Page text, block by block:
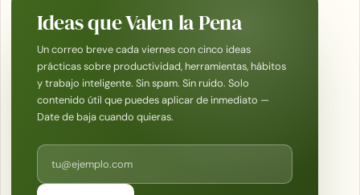
Ideas que Valen la Pena
Un correo breve cada viernes con cinco ideas
prácticas sobre productividad, herramientas, hábitos
y trabajo inteligente. Sin spam. Sin ruido. Solo
contenido útil que puedes aplicar de inmediato —
Date de baja cuando quieras.
Correo electrónico